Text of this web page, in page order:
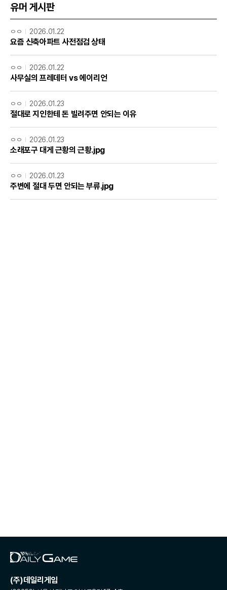
유머 게시판
ㅇㅇ 2026.01.22
요즘 신축아파트 사전점검 상태
ㅇㅇ 2026.01.22
사무실의 프레데터 vs 에이리언
ㅇㅇ 2026.01.23
절대로 지인한테 돈 빌려주면 안되는 이유
ㅇㅇ 2026.01.23
소래포구 대게 근황의 근황.jpg
ㅇㅇ 2026.01.23
주변에 절대 두면 안되는 부류.jpg
(주)데일리게임